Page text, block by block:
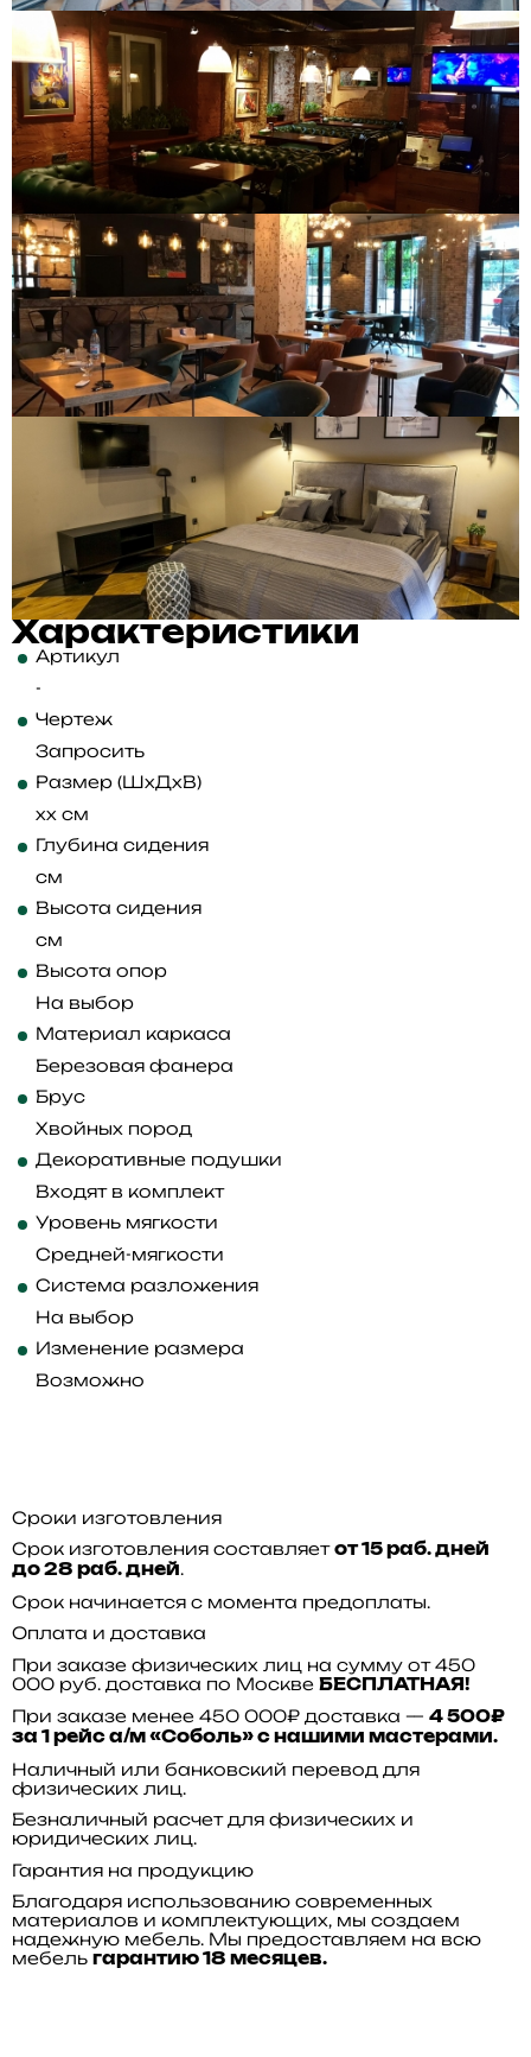
Характеристики
Артикул
-
Чертеж
Запросить
Размер (ШхДхВ)
xx см
Глубина сидения
см
Высота сидения
см
Высота опор
На выбор
Материал каркаса
Березовая фанера
Брус
Хвойных пород
Декоративные подушки
Входят в комплект
Уровень мягкости
Средней-мягкости
Система разложения
На выбор
Изменение размера
Возможно
Сроки изготовления
Срок изготовления составляет от 15 раб. дней
до 28 раб. дней .
Срок начинается с момента предоплаты.
Оплата и доставка
При заказе физических лиц на сумму от 450
000 руб. доставка по Москве БЕСПЛАТНАЯ!
При заказе менее 450 000₽ доставка — 4 500₽
за 1 рейс а/м «Соболь» с нашими мастерами.
Наличный или банковский перевод для
физических лиц.
Безналичный расчет для физических и
юридических лиц.
Гарантия на продукцию
Благодаря использованию современных
материалов и комплектующих, мы создаем
надежную мебель. Мы предоставляем на всю
мебель гарантию 18 месяцев.